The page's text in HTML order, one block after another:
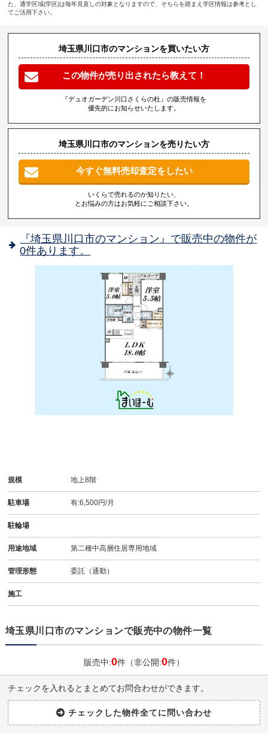
た、通学区域(学区)は毎年見直しの対象となりますので、そちらを踏まえ学区情報は参考とし
てご活用下さい。
埼玉県川口市のマンションを買いたい方
この物件が売り出されたら教えて！
『デュオガーデン川口さくらの杜』の販売情報を
優先的にお知らせいたします。
埼玉県川口市のマンションを売りたい方
今すぐ無料売却査定をしたい
いくらで売れるのか知りたい、
とお悩みの方はお気軽にご相談下さい。
『埼玉県川口市のマンション』で販売中の物件が
0件あります。
規模 地上8階
駐車場 有:6,500円/月
駐輪場
用途地域 第二種中高層住居専用地域
管理形態 委託（通勤）
施工
埼玉県川口市のマンションで販売中の物件一覧
販売中:0件（非公開:0件）
チェックを入れるとまとめてお問合わせができます。